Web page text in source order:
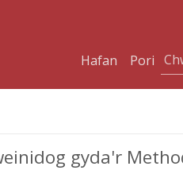
Hafan
Pori
gyda'r